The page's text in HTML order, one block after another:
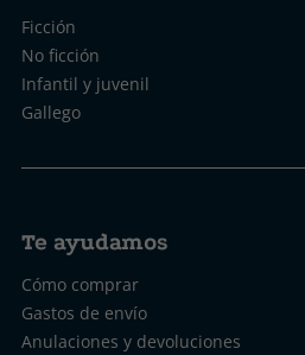
Ficción
No ficción
Infantil y juvenil
Gallego
Te ayudamos
Cómo comprar
Gastos de envío
Anulaciones y devoluciones